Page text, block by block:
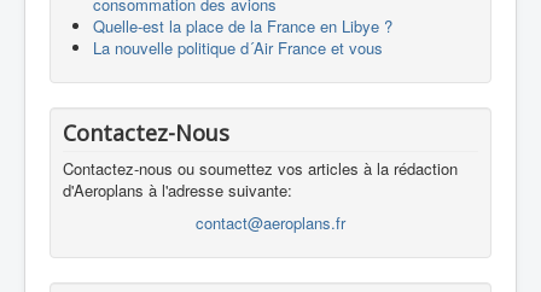
Quelle-est la place de la France en Libye ?
La nouvelle politique d´Air France et vous
Contactez-Nous
Contactez-nous ou soumettez vos articles à la rédaction
d'Aeroplans à l'adresse suivante:
contact@aeroplans.fr